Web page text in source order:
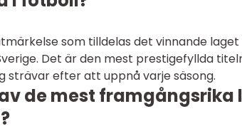
som tilldelas det vinnande laget
Det är den mest prestigefyllda
strävar efter att uppnå varje säsong.
de mest framgångsrika